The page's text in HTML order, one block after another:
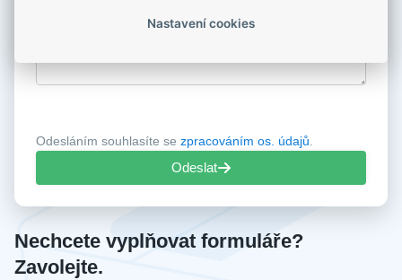
Odesláním souhlasíte se zpracováním os. údajů
Odeslat
Nechcete vyplňovat formuláře?
Zavolejte.
Nastavení cookies